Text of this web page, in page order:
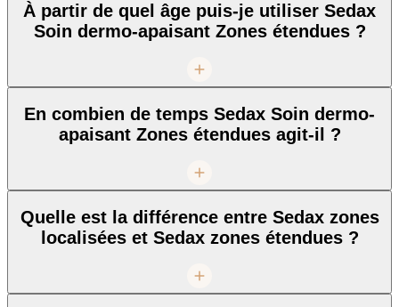
À partir de quel âge puis-je utiliser Sedax
Soin dermo-apaisant Zones étendues ?
En combien de temps Sedax Soin dermo-
apaisant Zones étendues agit-il ?
Quelle est la différence entre Sedax zones
localisées et Sedax zones étendues ?